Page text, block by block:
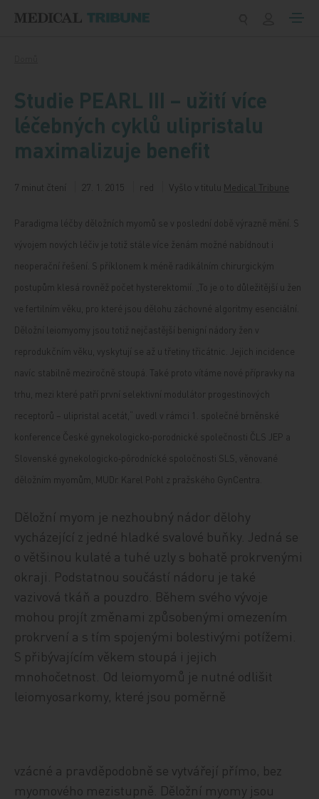
Studie PEARL III – užití více
léčebných cyklů ulipristalu
maximalizuje benefit
7 minut čtení 27. 1. 2015 red Vyšlo v titulu Medical Tribune
Paradigma léčby děložních myomů se v poslední době výrazně mění. S
vývojem nových léčiv je totiž stále více ženám možné nabídnout i
neoperační řešení. S příklonem k méně radikálním chirurgickým
postupům klesá rovněž počet hysterektomií. „To je o to důležitější u žen
ve fertilním věku, pro které jsou dělohu záchovné algoritmy esenciální.
Děložní leiomyomy jsou totiž nejčastější benigní nádory žen v
reprodukčním věku, vyskytují se až u třetiny třicátnic. Jejich incidence
navíc stabilně meziročně stoupá. Také proto vítáme nové přípravky na
trhu, mezi které patří první selektivní modulátor progestinových
receptorů – ulipristal acetát,“ uvedl v rámci 1. společné brněnské
konference České gynekologicko‑porodnické společnosti ČLS JEP a
Slovenské gynekologicko‑pôrodnícké spoločnosti SLS, věnované
děložním myomům, MUDr. Karel Pohl z pražského GynCentra.
Děložní myom je nezhoubný nádor dělohy
vycházející z jedné hladké svalové buňky. Jedná se
o většinou kulaté a tuhé uzly s bohatě prokrvenými
okraji. Podstatnou součástí nádoru je také
vazivová tkáň a pouzdro. Během svého vývoje
mohou projít změnami způsobenými omezením
prokrvení a s tím spojenými bolestivými potížemi.
S přibývajícím věkem stoupá i jejich
mnohočetnost. Od leiomyomů je nutné odlišit
leiomyosarkomy, které jsou poměrně
vzácné a pravděpodobně se vytvářejí přímo, bez
myomového mezistupně. Děložní myomy jsou